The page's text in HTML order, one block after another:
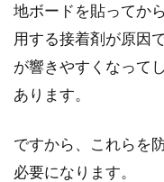
ス
地ボードを貼ってか
用する接着剤が原因
が響きやすくなって
あります。
ですから、これらを
必要になります。